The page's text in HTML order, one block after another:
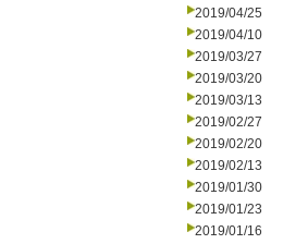
2019/04/25
2019/04/10
2019/03/27
2019/03/20
2019/03/13
2019/02/27
2019/02/20
2019/02/13
2019/01/30
2019/01/23
2019/01/16